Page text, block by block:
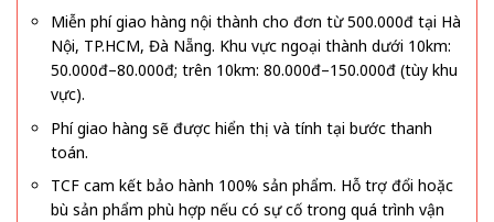
Miễn phí giao hàng nội thành cho đơn từ 500.000đ tại Hà
Nội, TP.HCM, Đà Nẵng. Khu vực ngoại thành dưới 10km:
50.000đ–80.000đ; trên 10km: 80.000đ–150.000đ (tùy khu
vực).
Phí giao hàng sẽ được hiển thị và tính tại bước thanh
toán.
TCF cam kết bảo hành 100% sản phẩm. Hỗ trợ đổi hoặc
bù sản phẩm phù hợp nếu có sự cố trong quá trình vận